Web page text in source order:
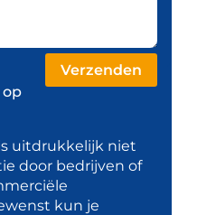
uitdrukkelijk niet
door bedrijven of
kun je